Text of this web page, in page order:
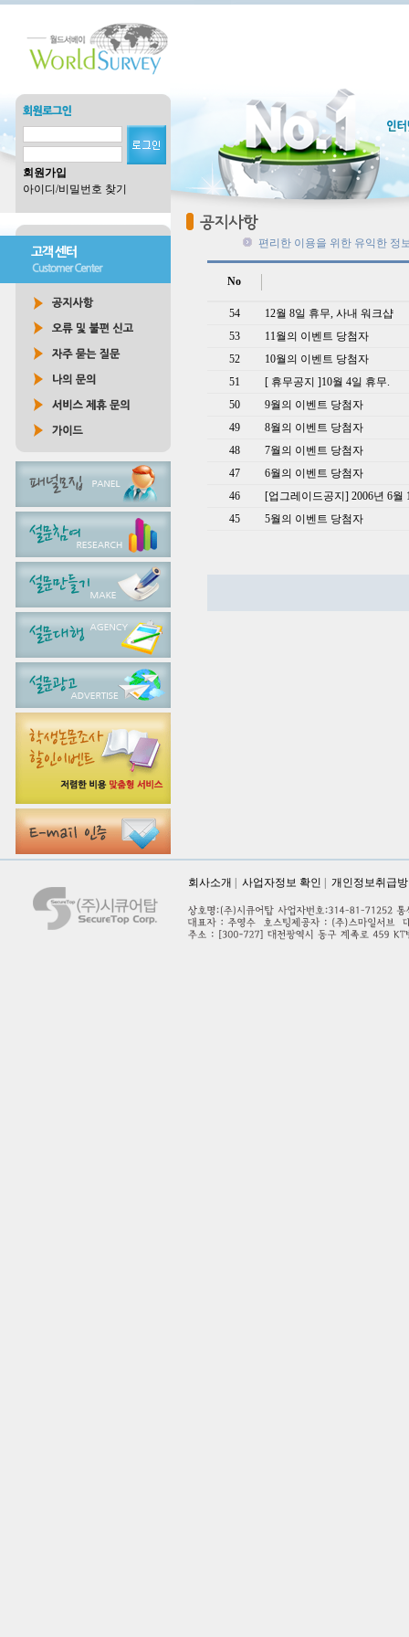
회원가입
아이디/비밀번호 찾기
편리한 이용을 위한 유익한 정
No
54
12월 8일 휴무, 사내 워크샵
53
11월의 이벤트 당첨자
52
10월의 이벤트 당첨자
51
[ 휴무공지 ]10월 4일 휴무.
50
9월의 이벤트 당첨자
49
8월의 이벤트 당첨자
48
7월의 이벤트 당첨자
47
6월의 이벤트 당첨자
46
[업그레이드공지] 2006년 6월
45
5월의 이벤트 당첨자
회사소개 사업자정보 확인 개인정보취급